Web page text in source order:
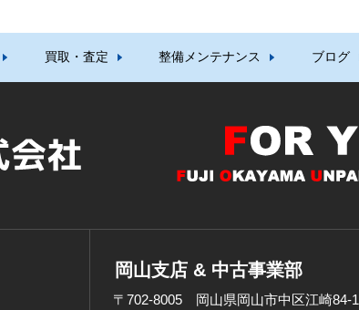
買取・査定 整備メンテナンス ブログ
岡山支店 & 中古事業部
〒702-8005 岡山県岡山市中区江崎84-1